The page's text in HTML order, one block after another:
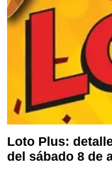
Loto Plus:
del sábado 8 de